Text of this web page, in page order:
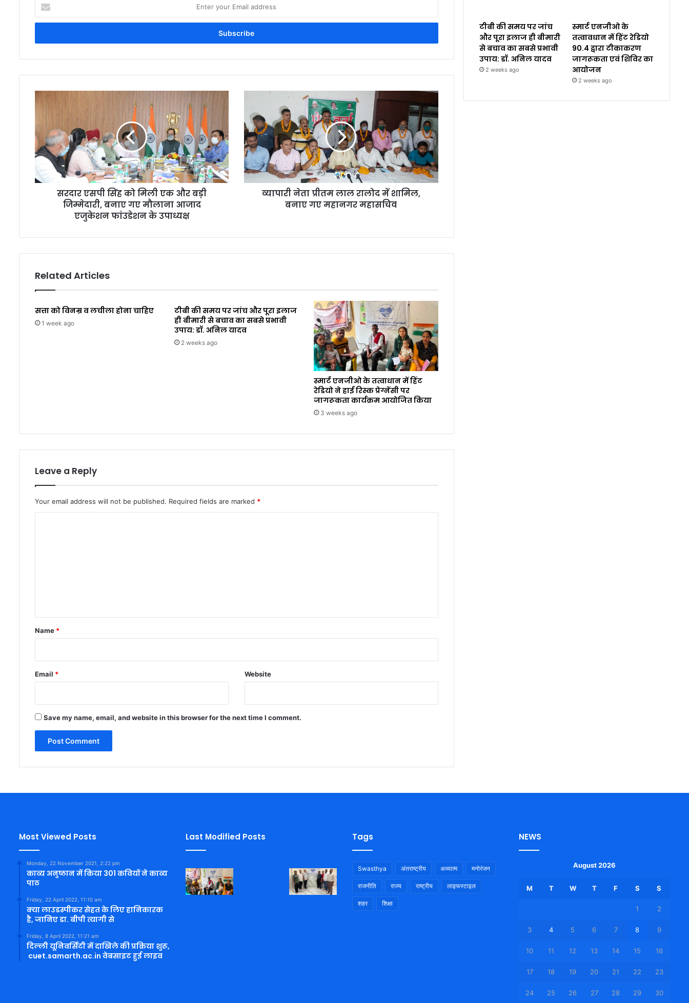
your
Email
सरदार एसपी सिंह को मिली एक और बड़ी
जिम्मेदारी, बनाए गए मौलाना आजाद
एजुकेशन फांउडेशन के उपाध्यक्ष
व्यापारी नेता प्रीतम लाल रालोद में शामिल,
बनाए गए महानगर महासचिव
Related Articles
सत्ता को विनम्र व लचीला होना चाहिए
1 week ago
टीबी की समय पर जांच और पूरा इलाज
ही बीमारी से बचाव का सबसे प्रभावी
उपाय: डॉ. अनिल यादव
2 weeks ago
स्मार्ट एनजीओ के तत्वाधान में हिंट
रेडियो ने हाई रिस्क प्रेग्नेंसी पर
जागरूकता कार्यक्रम आयोजित किया
3 weeks ago
Leave a Reply
Your email address will not be published. Required fields are marked *
*
Name *
Email * Website
Save my name, email, and website in this browser for the next time I comment.
टीबी की समय पर जांच
और पूरा इलाज ही बीमारी
से बचाव का सबसे प्रभावी
उपाय: डॉ. अनिल यादव
2 weeks ago
स्मार्ट एनजीओ के
तत्वावधान में हिंट रेडियो
90.4 द्वारा टीकाकरण
जागरूकता एवं शिविर का
आयोजन
2 weeks ago
Most Viewed Posts
Monday, 22 November 2021, 2:22 pm
काव्य अनुष्ठान में किया 301 कवियों ने काव्य
पाठ
Friday, 22 April 2022, 11:10 am
क्या लाउडस्पीकर सेहत के लिए हानिकारक
है, जानिए डा. बीपी त्यागी से
Friday, 8 April 2022, 11:21 am
दिल्ली यूनिवर्सिटी में दाखिले की प्रक्रिया शुरू,
cuet.samarth.ac.in वेबसाइट हुई लाइव
Last Modified Posts Tags
Swasthya अंतराष्ट्रीय अध्यात्म मनोरंजन
राजनीति राज्य राष्ट्रीय लाइफस्टाइल
शहर शिक्षा
NEWS
August 2026
M T W T F S S
1 2
3 4 5 6 7 8 9
10 11 12 13 14 15 16
17 18 19 20 21 22 23
24 25 26 27 28 29 30